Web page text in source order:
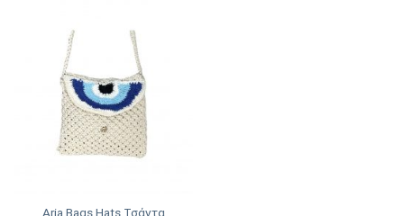
Aria Bags Hats Τσάντα